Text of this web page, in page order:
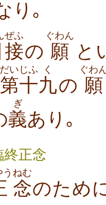
り｡
接
ぜふ
の 願
ぐわん
と
第
だい
十
じふ
九
く
の 願
ぐわ
義
ぎ
あり｡
正念
う
念
ねむ
のため